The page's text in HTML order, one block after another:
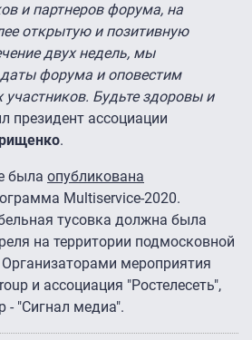
и партнеров форума, на
открытую и позитивную
двух недель, мы
форума и оповестим
участников. Будьте здоровы и
президент ассоциации
.
была опубликована
Multiservice-2020.
тусовка должна была
на территории подмосковной
мероприятия
и ассоциация "Ростелесеть",
- "Сигнал медиа".